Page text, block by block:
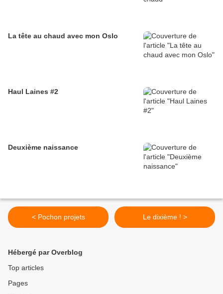
La tête au chaud avec mon Oslo
Haul Laines #2
Deuxième naissance
< Pochon projets Le dixième ! >
Hébergé par Overblog
Top articles
Pages